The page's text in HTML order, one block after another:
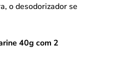
o desodorizador se
40g com 2